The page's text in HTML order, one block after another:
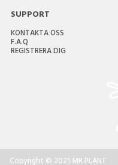
SUPPORT
KONTAKTA OSS
F.A.Q
REGISTRERA DIG
Copyright © 2021 MR PLANT